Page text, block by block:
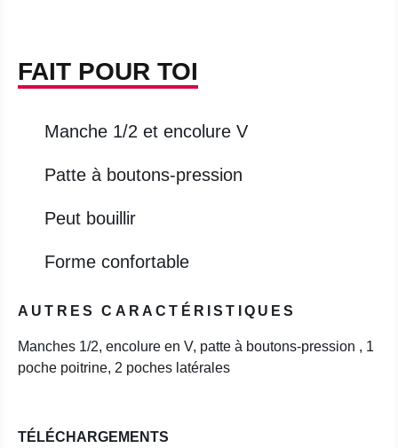
FAIT POUR TOI
Manche 1/2 et encolure V
Patte à boutons-pression
Peut bouillir
Forme confortable
AUTRES CARACTÉRISTIQUES
Manches 1/2, encolure en V, patte à boutons-pression , 1
poche poitrine, 2 poches latérales
TÉLÉCHARGEMENTS